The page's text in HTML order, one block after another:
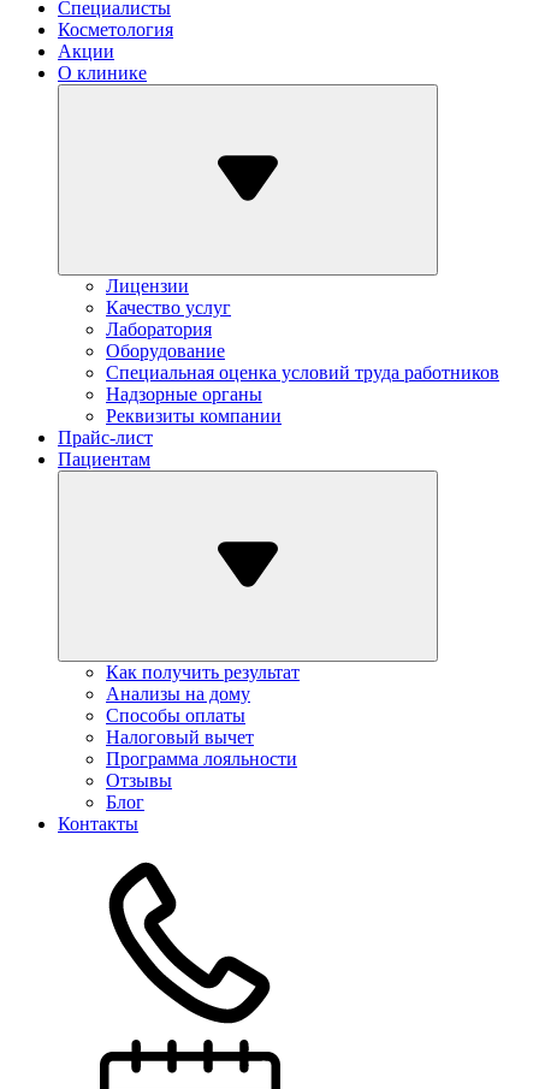
Специалисты
Косметология
Акции
О клинике
Лицензии
Качество услуг
Лаборатория
Оборудование
Специальная оценка условий труда работников
Надзорные органы
Реквизиты компании
Прайс-лист
Пациентам
Как получить результат
Анализы на дому
Способы оплаты
Налоговый вычет
Программа лояльности
Отзывы
Блог
Контакты